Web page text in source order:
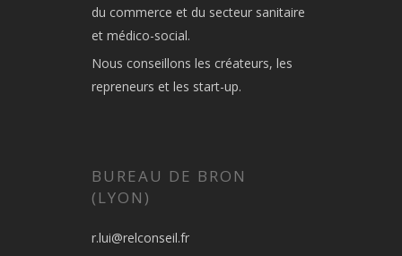
du commerce et du secteur sanitaire
et médico-social.
Nous conseillons les créateurs, les
repreneurs et les start-up.
BUREAU DE BRON
(LYON)
r.lui@relconseil.fr